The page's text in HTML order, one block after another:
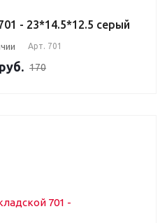
- 23*14.5*12.5 серый
Арт. 701
руб. 170